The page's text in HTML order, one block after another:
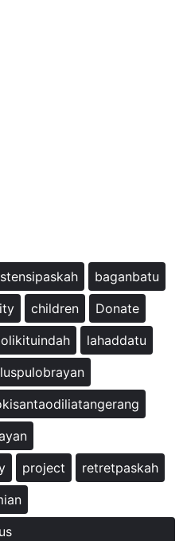
baganbatu
children
Donate
lahaddatu
project
retretpaskah